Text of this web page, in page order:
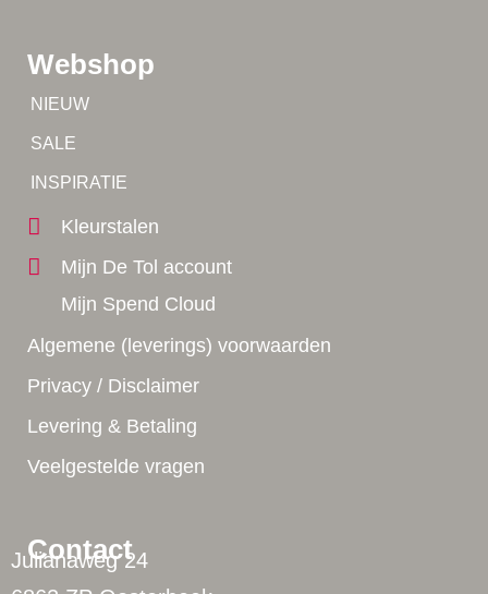
Contact
Julianaweg 24
Webshop
NIEUW
SALE
INSPIRATIE
Kleurstalen
Mijn De Tol account
Mijn Spend Cloud
Algemene (leverings) voorwaarden
Privacy / Disclaimer
Levering & Betaling
Veelgestelde vragen